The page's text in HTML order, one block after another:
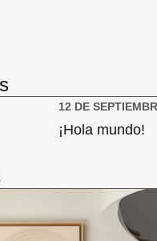
12 DE
¡Hola mundo!